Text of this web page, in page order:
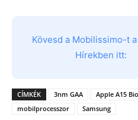
Kövesd a Mobilissimo-t
Hírekben itt:
CÍMKÉK 3nm GAA Apple A15
mobilprocesszor
Samsung